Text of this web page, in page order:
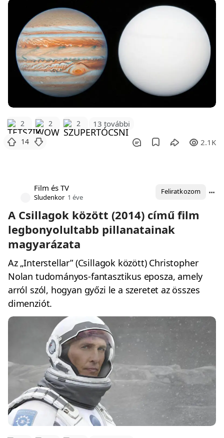
2 2 2 13 további
14 2.1K
Film és TV
Sludenkor 1 éve
Feliratkozom
A Csillagok között (2014) című film
legbonyolultabb pillanatainak
magyarázata
Az „Interstellar” (Csillagok között) Christopher
Nolan tudományos-fantasztikus eposza, amely
arról szól, hogyan győzi le a szeretet az összes
dimenziót.